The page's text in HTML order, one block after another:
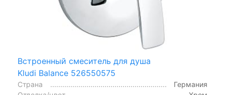
Встроенный смеситель для душа
Kludi Balance 526550575
Страна
Германия